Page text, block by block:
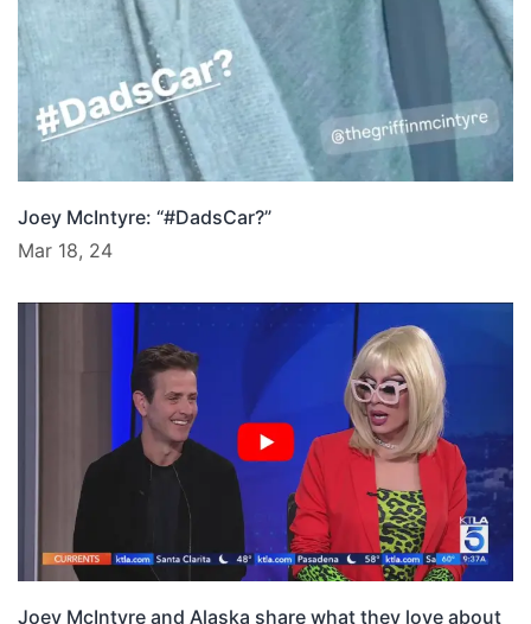
Joey McIntyre: “#DadsCar?”
Mar 18, 24
Joey McIntyre and Alaska share what they love about